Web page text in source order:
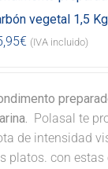
vegetal 1,5 Kg
€ (IVA incluido)
Polasal te
de intensidad
platos. con